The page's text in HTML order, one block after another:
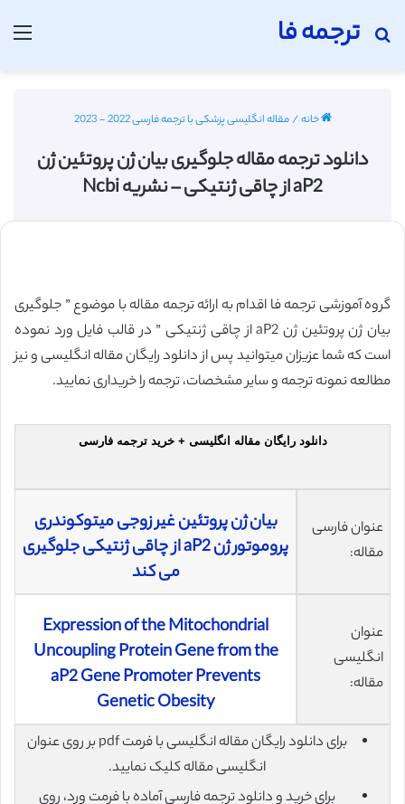
ترجمه فا
جستجو برای
خانه/مقاله انگلیسی پزشکی با ترجمه فارسی 2022 - 2023
دانلود ترجمه مقاله جلوگیری بیان ژن پروتئین ژن
aP2 از چاقی ژنتیکی – نشریه Ncbi
گروه آموزشی ترجمه فا اقدام به ارائه ترجمه مقاله با موضوع ” جلوگیری
بیان ژن پروتئین ژن aP2 از چاقی ژنتیکی ” در قالب فایل ورد نموده
است که شما عزیزان میتوانید پس از دانلود رایگان مقاله انگلیسی و نیز
مطالعه نمونه ترجمه و سایر مشخصات، ترجمه را خریداری نمایید.
دانلود رایگان مقاله انگلیسی + خرید ترجمه فارسی
عنوان فارسی
مقاله:
بیان ژن پروتئین غیر زوجی میتوکوندری
پروموتور ژن aP2 از چاقی ژنتیکی جلوگیری
می کند
عنوان
انگلیسی
مقاله:
Expression of the Mitochondrial
Uncoupling Protein Gene from the
aP2 Gene Promoter Prevents
Genetic Obesity
برای دانلود رایگان مقاله انگلیسی با فرمت pdf بر روی عنوان
انگلیسی مقاله کلیک نمایید.
برای خرید و دانلود ترجمه فارسی آماده با فرمت ورد، روی